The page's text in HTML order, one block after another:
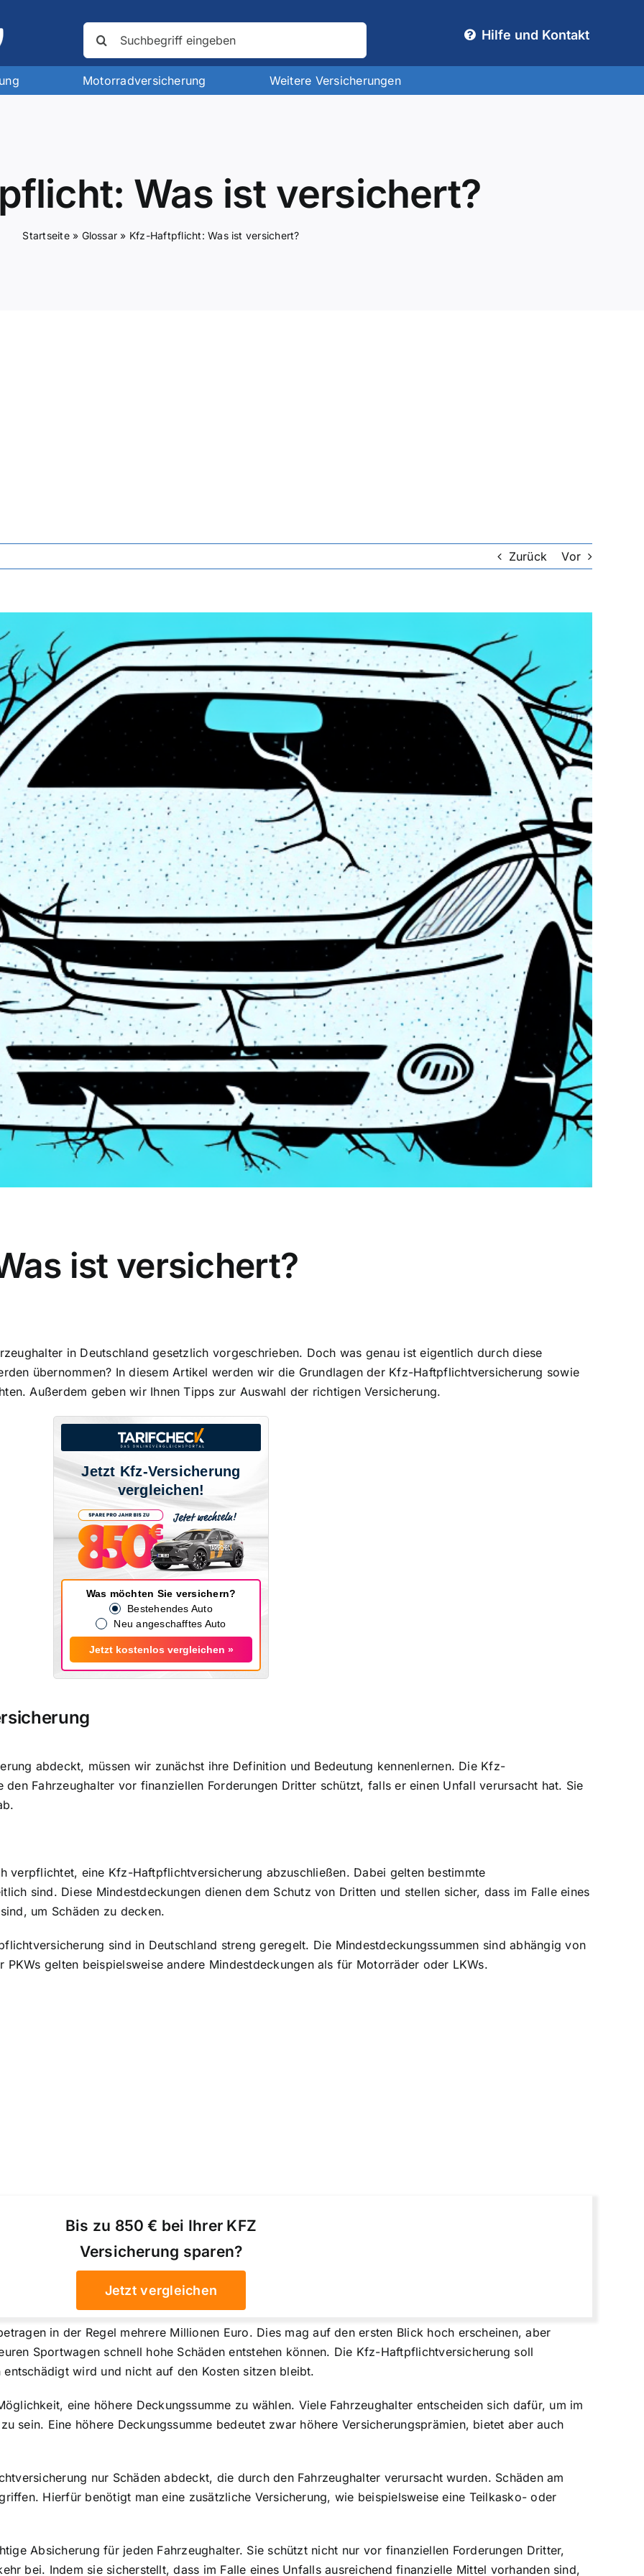
nach:
Hilfe und Kontakt
Motorradversicherung Weitere Versicherungen
Was ist versichert?
Startseite» Glossar » Kfz-Haftpflicht: Was ist versichert?
Zurück Vor
ist versichert?
in Deutschlandgesetzlich vorgeschrieben. Doch was genau ist eigentlich durch diese
übernommen? In diesem Artikel werden wir die Grundlagen der Kfz-Haftpflichtversicherung sowie
Außerdem geben wir Ihnen Tipps zur Auswahl der richtigen Versicherung.
Jetzt Kfz-Versicherung
vergleichen!
Was möchten Sie versichern?
Bestehendes Auto
Neu angeschafftes Auto
Jetzt kostenlos vergleichen »
abdeckt, müssen wir zunächst ihre Definition und Bedeutung kennenlernen. Die Kfz-
den Fahrzeughalter vor finanziellen Forderungen Dritter schützt, falls er einen Unfall verursacht hat. Sie
verpflichtet, eine Kfz-Haftpflichtversicherung abzuschließen. Dabei gelten bestimmte
sind. Diese Mindestdeckungen dienen dem Schutz von Dritten und stellen sicher, dass im Falle eines
um Schäden zu decken.
sind in Deutschland streng geregelt. Die Mindestdeckungssummen sind abhängig von
gelten beispielsweise andere Mindestdeckungen als für Motorräder oder LKWs.
Bis zu 850 € bei Ihrer KFZ
Versicherung sparen?
Jetzt vergleichen
in der Regel mehrere Millionen Euro. Dies mag auf den ersten Blick hoch erscheinen, aber
Sportwagen schnell hohe Schäden entstehen können. Die Kfz-Haftpflichtversicherung soll
wird und nicht auf den Kosten sitzen bleibt.
eine höhere Deckungssumme zu wählen. Viele Fahrzeughalter entscheiden sich dafür, um im
sein. Eine höhere Deckungssumme bedeutet zwar höhere Versicherungsprämien, bietet aber auch
nur Schäden abdeckt, die durch den Fahrzeughalter verursacht wurden. Schäden am
Hierfür benötigt man eine zusätzliche Versicherung, wie beispielsweise eine Teilkasko- oder
Absicherung für jeden Fahrzeughalter. Sie schützt nicht nur vor finanziellen Forderungen Dritter,
bei. Indem sie sicherstellt, dass im Falle eines Unfalls ausreichend finanzielle Mittel vorhanden sind,